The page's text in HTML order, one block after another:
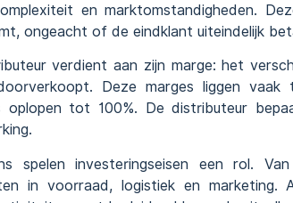
en marktomstandigheden.
ongeacht of de eindklant uiteindelijk
verdient aan zijn marge: het
Deze marges liggen
oplopen tot 100%. De distributeur
spelen investeringseisen een rol.
in voorraad, logistiek en marketing.